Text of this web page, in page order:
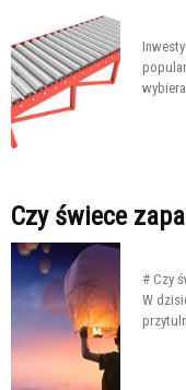
Czy świece
# Czy
W